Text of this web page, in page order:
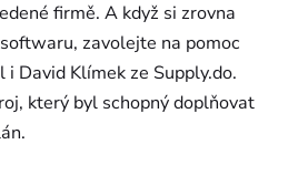
firmě. A když si zrovna
zavolejte na pomoc
David Klímek ze Supply.do.
který byl schopný doplňovat